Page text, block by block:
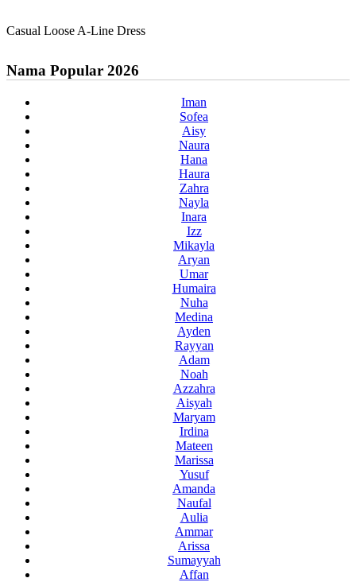
Casual Loose A-Line Dress
Nama Popular 2026
Iman
Sofea
Aisy
Naura
Hana
Haura
Zahra
Nayla
Inara
Izz
Mikayla
Aryan
Umar
Humaira
Nuha
Medina
Ayden
Rayyan
Adam
Noah
Azzahra
Aisyah
Maryam
Irdina
Mateen
Marissa
Yusuf
Amanda
Naufal
Aulia
Ammar
Arissa
Sumayyah
Affan